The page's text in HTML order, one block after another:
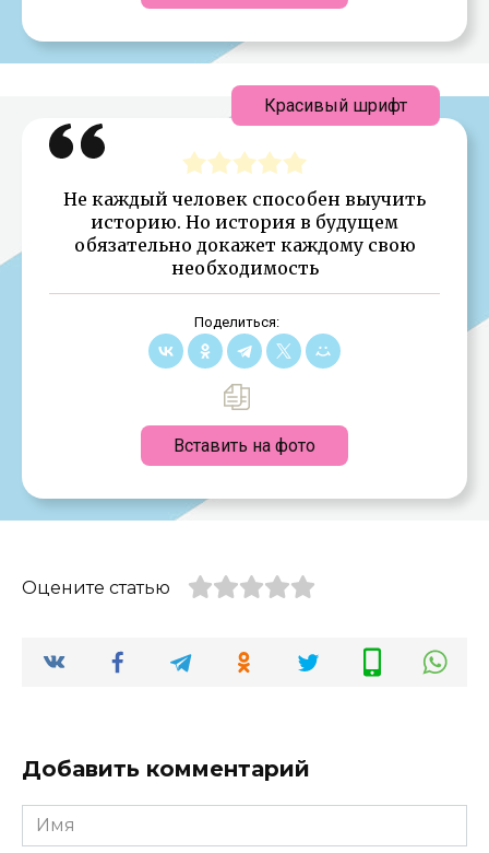
Не каждый человек способен выучить
историю. Но история в будущем
обязательно докажет каждому свою
необходимость
Поделиться:
Вставить на фото
Красивый шрифт
Оцените статью
Добавить комментарий
Имя
*